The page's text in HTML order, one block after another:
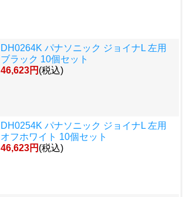
DH0264K パナソニック ジョイナL 左用
ブラック 10個セット
46,623円 (税込)
DH0254K パナソニック ジョイナL 左用
オフホワイト 10個セット
46,623円 (税込)